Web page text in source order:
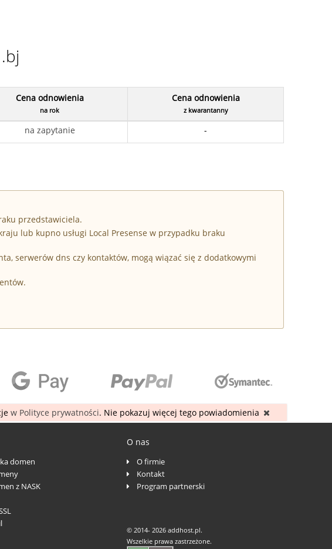
Cena odnowienia
na rok
Cena odnowienia
z kwarantanny
na zapytanie -
przedstawiciela.
lub kupno usługi Local Presense w przypadku braku
serwerów dns czy kontaktów, mogą wiązać się z dodatkowymi
w Polityce prywatności. Nie pokazuj więcej tego powiadomienia
domen
z NASK
O nas
O firmie
Kontakt
Program partnerski
© 2014-2026 addhost.pl.
Wszelkie prawa zastrzeżone.